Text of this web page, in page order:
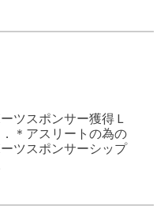
ツスポンサー獲得Ｌ
．＊アスリートの為の
ツスポンサーシップ